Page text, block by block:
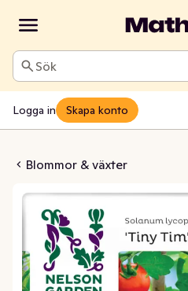
Sök
Logga in Skapa konto
Blommor & växter
Körsbär Tiny Tim